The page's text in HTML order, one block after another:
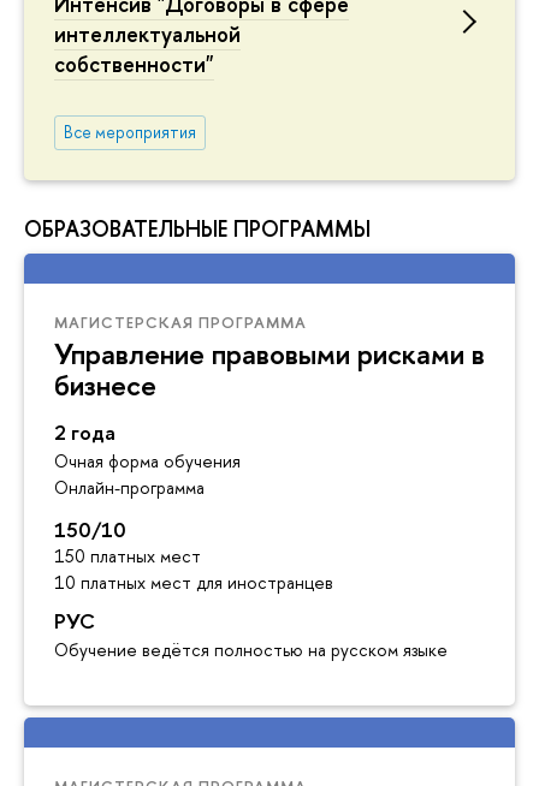
интеллектуальной
собственности"
Все мероприятия
ОБРАЗОВАТЕЛЬНЫЕ ПРОГРАММЫ
МАГИСТЕРСКАЯ ПРОГРАММА
Управление правовыми рисками в
бизнесе
2 года
Очная форма обучения
Онлайн-программа
150/10
150 платных мест
10 платных мест для иностранцев
РУС
Обучение ведётся полностью на русском языке